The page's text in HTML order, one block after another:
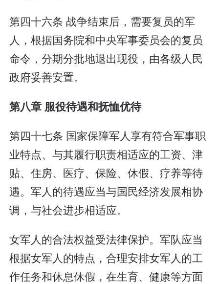
第四十六条 战争结束后，需要复员的军
人，根据国务院和中央军事委员会的复员
命令，分期分批地退出现役，由各级人民
政府妥善安置。
第八章 服役待遇和抚恤优待
第四十七条 国家保障军人享有符合军事职
业特点、与其履行职责相适应的工资、津
贴、住房、医疗、保险、休假、疗养等待
遇。军人的待遇应当与国民经济发展相协
调，与社会进步相适应。
女军人的合法权益受法律保护。军队应当
根据女军人的特点，合理安排女军人的工
作任务和休息休假，在生育、健康等方面